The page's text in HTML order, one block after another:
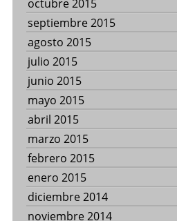
octubre 2015
septiembre 2015
agosto 2015
julio 2015
junio 2015
mayo 2015
abril 2015
marzo 2015
febrero 2015
enero 2015
diciembre 2014
noviembre 2014